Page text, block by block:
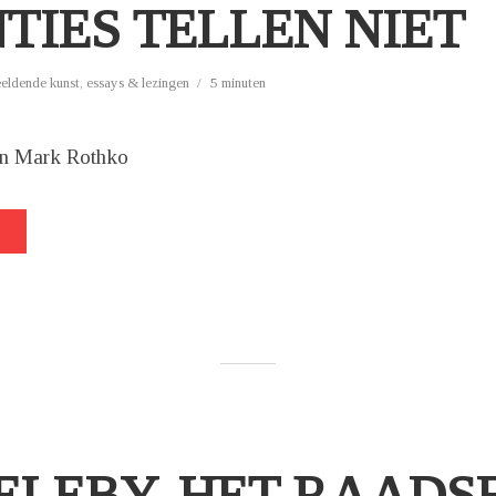
TELLEN NIET
kunst, essays & lezingen 5 minuten
Mark Rothko